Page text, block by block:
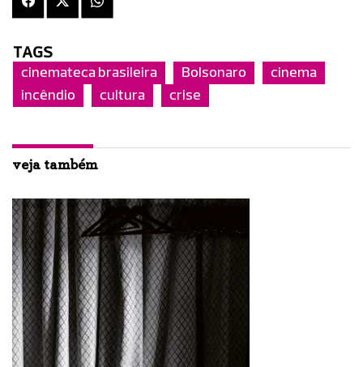
TAGS
cinemateca brasileira Bolsonaro
cinema
incêndio
cultura crise
veja também